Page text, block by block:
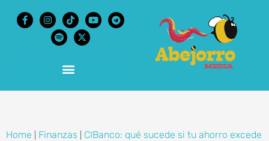
Home Finanzas
CIBanco: qué sucede si tu ahorro excede